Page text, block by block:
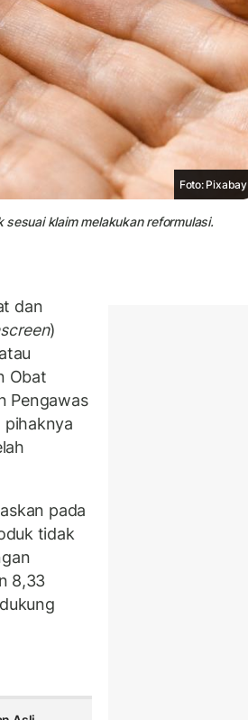
Foto: Pixabay
klaim melakukan reformulasi.
dan
)
Obat
Pengawas
pihaknya
pada
tidak
8,33